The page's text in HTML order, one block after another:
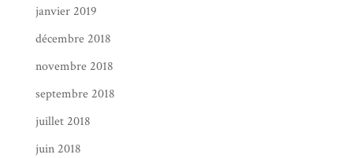
janvier 2019
décembre 2018
novembre 2018
septembre 2018
juillet 2018
juin 2018